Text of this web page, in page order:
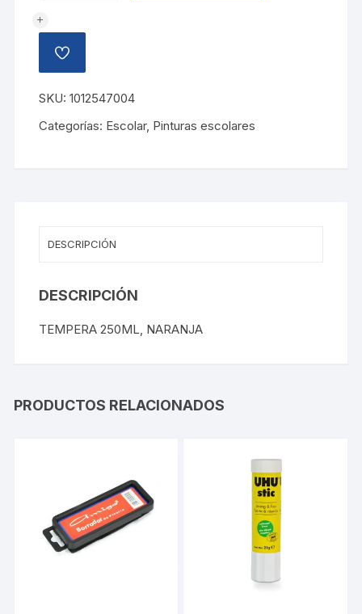
ML
cantidad
AÑADIR
A
LISTA
DE
DESEOS
SKU:1012547004
Categorías: Escolar, Pinturas escolares
DESCRIPCIÓN
DESCRIPCIÓN
TEMPERA 250ML, NARANJA
PRODUCTOS RELACIONADOS